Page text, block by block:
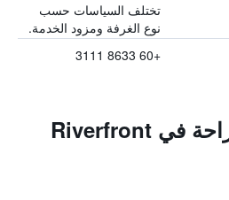
تختلف السياسات حسب
نوع الغرفة ومزود الخدمة.
+60 8633 3111
المزايا ووسائل الراحة في Riverfront